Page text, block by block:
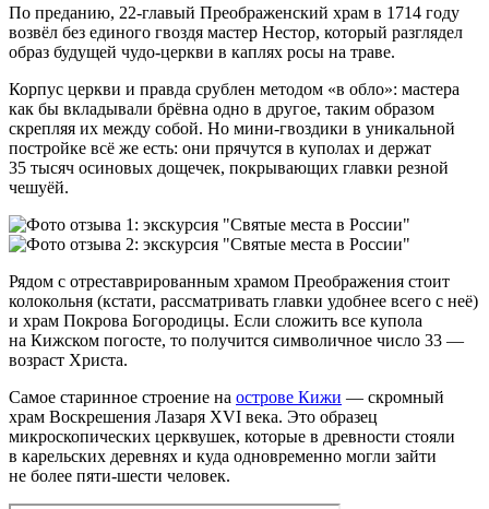
По преданию, 22-главый Преображенский храм в 1714 году
возвёл без единого гвоздя мастер Нестор, который разглядел
образ будущей чудо‑церкви в каплях росы на траве.
Корпус церкви и правда срублен методом «в обло»: мастера
как бы вкладывали брёвна одно в другое, таким образом
скрепляя их между собой. Но мини‑гвоздики в уникальной
постройке всё же есть: они прячутся в куполах и держат
35 тысяч осиновых дощечек, покрывающих главки резной
чешуёй.
Рядом с отреставрированным храмом Преображения стоит
колокольня (кстати, рассматривать главки удобнее всего с неё)
и храм Покрова Богородицы. Если сложить все купола
на Кижском погосте, то получится символичное число 33 —
возраст Христа.
Самое старинное строение на острове Кижи — скромный
храм Воскрешения Лазаря XVI века. Это образец
микроскопических церквушек, которые в древности стояли
в карельских деревнях и куда одновременно могли зайти
не более пяти‑шести человек.